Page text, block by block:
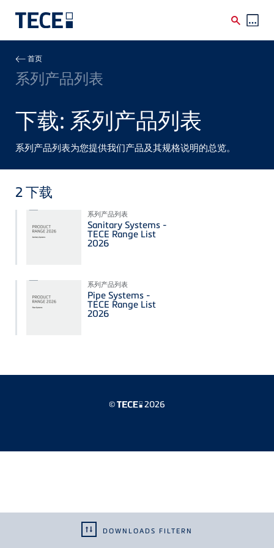
Breadcrumb
首页
系列产品列表
下载: 系列产品列表
系列产品列表为您提供我们产品及其规格说明的总览。
DOWNLOADS FILTERN
2下载
系列产品列表
Sanitary Systems -
TECE Range List
2026
系列产品列表
Pipe Systems -
TECE Range List
2026
© 2026